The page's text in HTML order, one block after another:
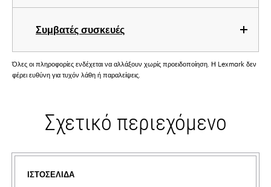
Συμβατές συσκευές
Όλες οι πληροφορίες ενδέχεται να αλλάξουν χωρίς προειδοποίηση. Η Lexmark δεν
φέρει ευθύνη για τυχόν λάθη ή παραλείψεις.
Σχετικό περιεχόμενο
ΙΣΤΟΣΕΛΊΔΑ